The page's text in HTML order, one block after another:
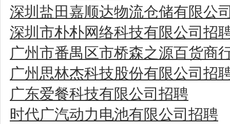
深圳盐田嘉顺达物流仓储有限公
深圳市朴朴网络科技有限公司招
广州市番禺区市桥森之源百货商
广州思林杰科技股份有限公司招
广东爱餐科技有限公司招聘
时代广汽动力电池有限公司招聘